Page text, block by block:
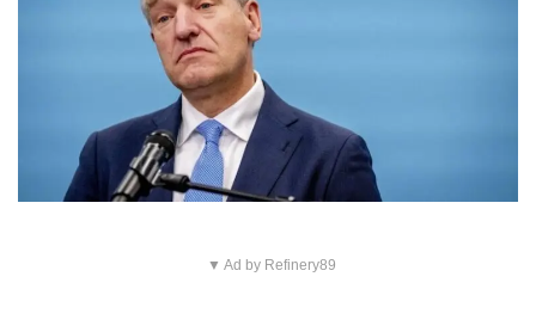
▼ Ad by Refinery89